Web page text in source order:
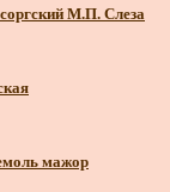
М.П. Слеза
мажор